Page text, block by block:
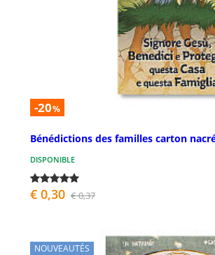
-20%
Bénédictions des familles carton
DISPONIBLE
€ 0,30 € 0,37
NOUVEAUTÉS